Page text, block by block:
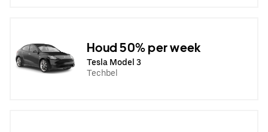
Houd 50% per week
Tesla Model 3
Techbel